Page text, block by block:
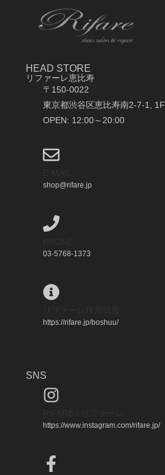
HEAD STORE
リファーレ恵比寿
〒150-0022
東京都渋谷区恵比寿南2-7-1, 1F
OPEN: 12:00～20:00
shop@rifare.jp
03-5768-1373
https://rifare.jp/boshuu/
SNS
https://www.instagram.com/rifare.jp/